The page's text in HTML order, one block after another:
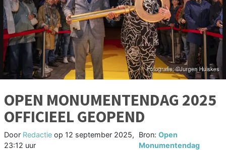
OPEN MONUMENTENDAG 2025
OFFICIEEL GEOPEND
Door Redactie op 12 september 2025,
23:12 uur
Bron: Open
Monumentendag